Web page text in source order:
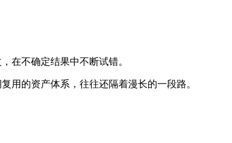
在不确定结果中不断试错。
用的资产体系，往往还隔着漫长的一段路。